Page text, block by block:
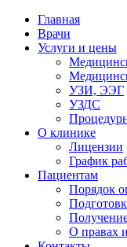
Главная
Врачи
Услуги и цены
УЗИ, ЭЭГ
УЗДС
О клинике
Лицензии
График
Пациентам
Порядок
Получение
О правах